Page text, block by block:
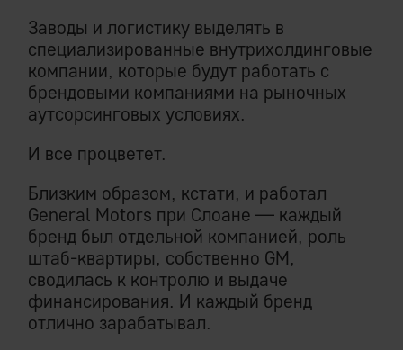
Заводы и логистику выделять в
специализированные внутрихолдинговые
компании, которые будут работать с
брендовыми компаниями на рыночных
аутсорсинговых условиях.
И все процветет.
Близким образом, кстати, и работал
General Motors при Слоане — каждый
бренд был отдельной компанией, роль
штаб-квартиры, собственно GM,
сводилась к контролю и выдаче
финансирования. И каждый бренд
отлично зарабатывал.